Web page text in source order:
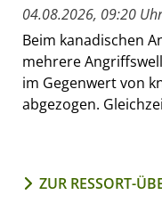
04.08.2026, 09:20 Uhr
Beim kanadischen
mehrere
im Gegenwert von
abgezogen.
ZUR RESSORT-